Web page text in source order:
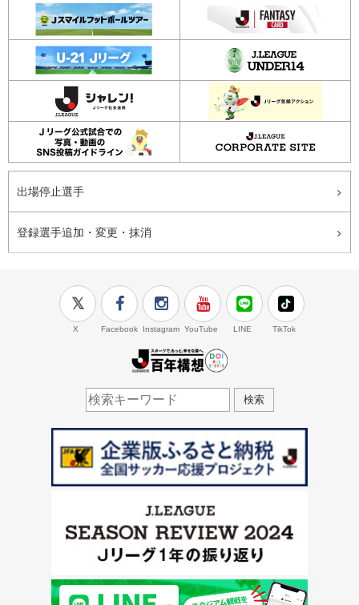
出場停止選手
登録選手追加・変更・抹消
X Facebook Instagram YouTube LINE TikTok
検索